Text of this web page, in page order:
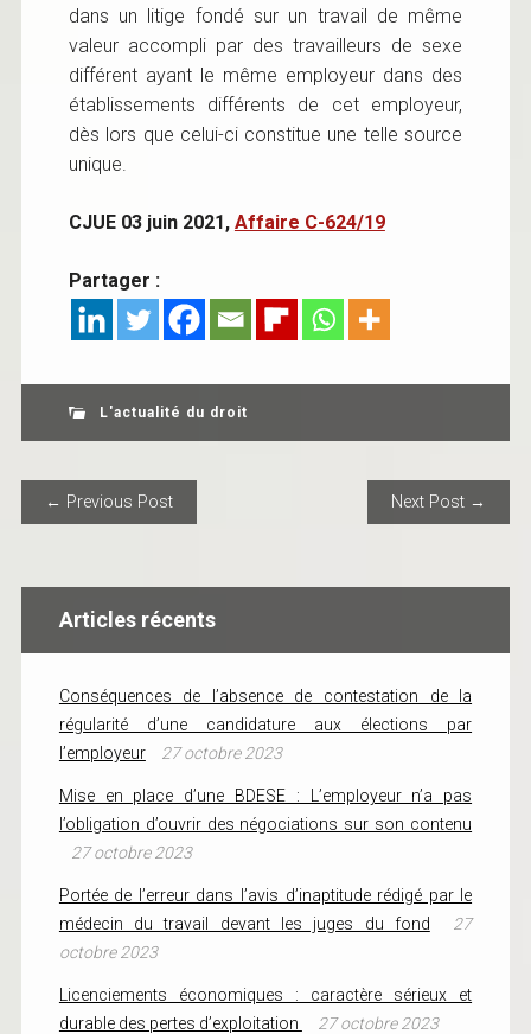
dans un litige fondé sur un travail de même
valeur accompli par des travailleurs de sexe
différent ayant le même employeur dans des
établissements différents de cet employeur,
dès lors que celui-ci constitue une telle source
unique.
CJUE 03 juin 2021, Affaire C-624/19
Partager :
L'actualité du droit
POST NAVIGATION
← Previous Post Next Post →
Articles récents
Conséquences de l’absence de contestation de la
régularité d’une candidature aux élections par
l’employeur
27 octobre 2023
Mise en place d’une BDESE : L’employeur n’a pas
l’obligation d’ouvrir des négociations sur son contenu
27 octobre 2023
Portée de l’erreur dans l’avis d’inaptitude rédigé par le
médecin du travail devant les juges du fond
27
octobre 2023
Licenciements économiques : caractère sérieux et
durable des pertes d’exploitation
27 octobre 2023